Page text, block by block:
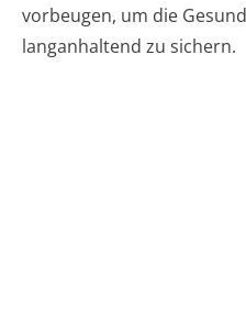
vorbeugen, um die
langanhaltend zu sichern.